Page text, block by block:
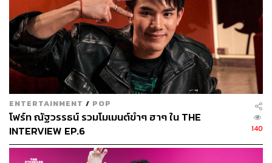
ENTERTAINMENT / POP
โฟร์ท ณัฐวรรธน์ รวมโมเมนต์ขำๆ ฮาๆ ใน THE
INTERVIEW EP.6
140